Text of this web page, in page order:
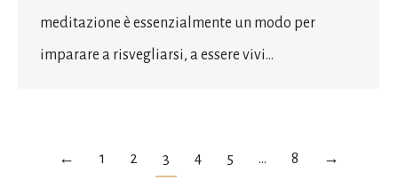
meditazione è essenzialmente un modo per
imparare a risvegliarsi, a essere vivi…
← 1 2 3 4 5 … 8 →